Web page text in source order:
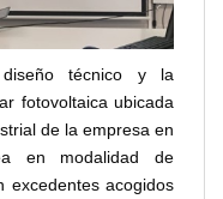
técnico y la
fotovoltaica ubicada
de la empresa en
en modalidad de
excedentes acogidos